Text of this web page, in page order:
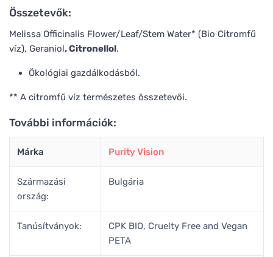
Összetevők:
Melissa Officinalis Flower/Leaf/Stem Water* (Bio Citromfű
víz), Geraniol, Citronellol.
Ökológiai gazdálkodásból.
** A citromfű víz természetes összetevői.
További információk:
Márka Purity Vision
Származási
ország:
Bulgária
Tanúsítványok:
CPK BIO, Cruelty Free and Vegan
PETA